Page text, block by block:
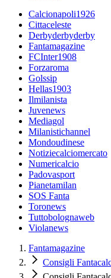
Calcionapoli1926
Cittaceleste
Derbyderbyderby
Fantamagazine
FCInter1908
Forzaroma
Golssip
Hellas1903
Ilmilanista
Juvenews
Mediagol
Milanistichannel
Mondoudinese
Notiziecalciomercato
Numericalcio
Padovasport
Pianetamilan
SOS Fanta
Toronews
Tuttobolognaweb
Violanews
Fantamagazine
Consigli